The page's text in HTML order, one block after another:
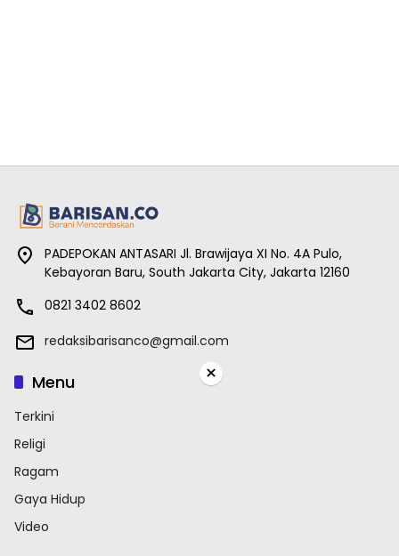
PADEPOKAN ANTASARI Jl. Brawijaya XI No. 4A Pulo,
Kebayoran Baru, South Jakarta City, Jakarta 12160
0821 3402 8602
redaksibarisanco@gmail.com
Menu
Terkini
Religi
Ragam
Gaya Hidup
Video
×